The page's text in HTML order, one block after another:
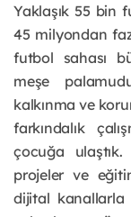
Yaklaşık 55 bin
45 milyondan
futbol sahası
meşe
kalkınma ve
farkındalık
çocuğa
projeler ve
dijital kanallarla